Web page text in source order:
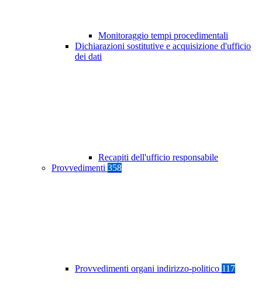
Monitoraggio tempi procedimentali
Dichiarazioni sostitutive e acquisizione d'ufficio
dei dati
Recapiti dell'ufficio responsabile
Provvedimenti 358
Provvedimenti organi indirizzo-politico 117